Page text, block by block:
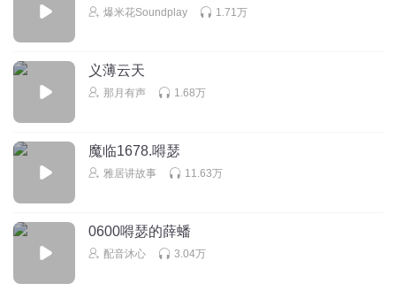
爆米花Soundplay 1.71万
义薄云天
那月有声 1.68万
魔临1678.嘚瑟
雅居讲故事 11.63万
0600嘚瑟的薛蟠
配音沐心 3.04万